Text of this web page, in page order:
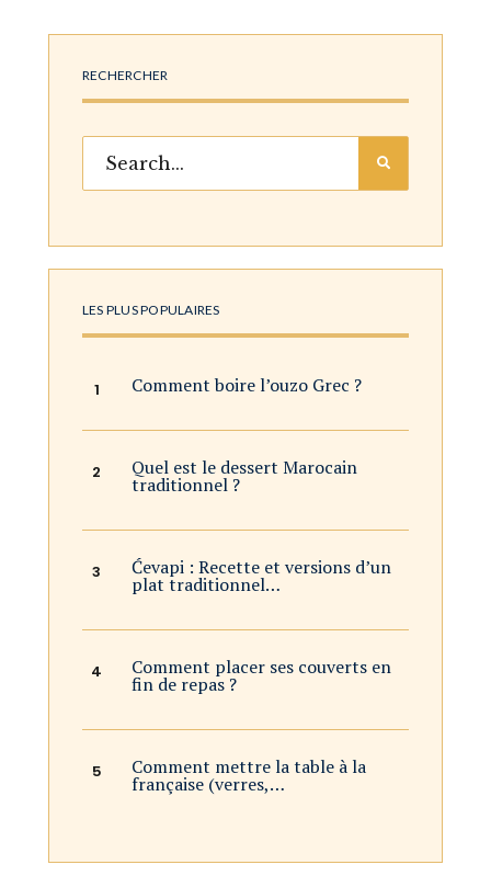
RECHERCHER
LES PLUS POPULAIRES
Comment boire l’ouzo Grec ?
Quel est le dessert Marocain
traditionnel ?
Ćevapi : Recette et versions d’un
plat traditionnel…
Comment placer ses couverts en
fin de repas ?
Comment mettre la table à la
française (verres,…